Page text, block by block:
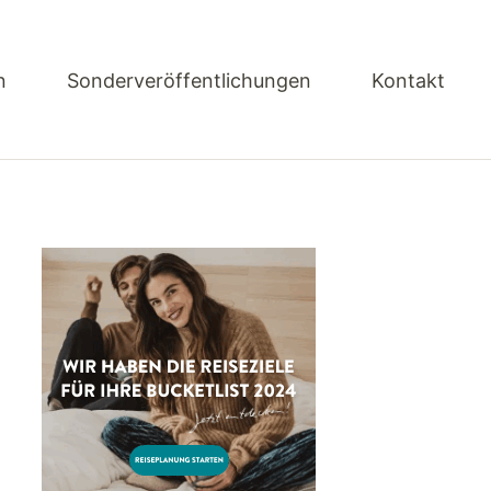
Sonderveröffentlichungen Kontakt